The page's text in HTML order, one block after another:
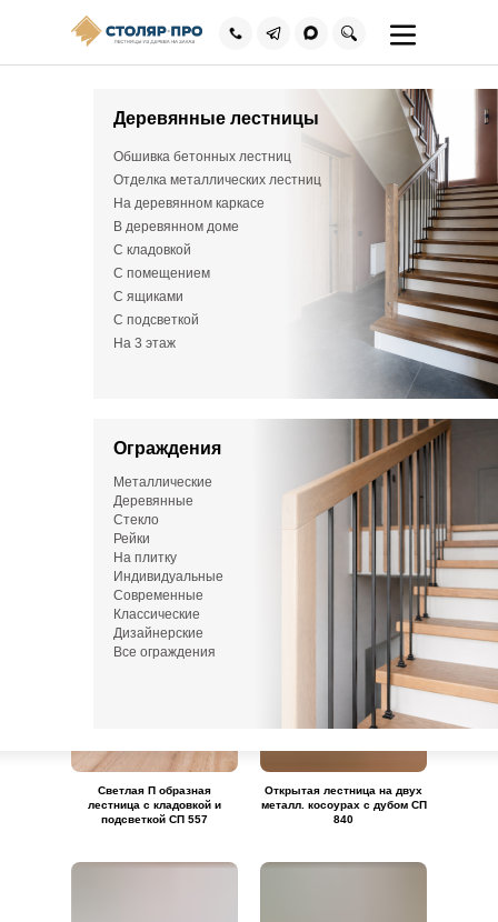
Заказать звонок
Портфолио
Этапы
Замер
Визуализация
Производство
Сроки и
Гарантия
Отзывы
Контакты
Металлические
Деревянные
Стекло
Рейки
На плитку
Индивидуальные
Современные
Классические
Дизайнерские
Все ограждения
Ограждения
Обшивка бетонных лестниц
Отделка металлических лестниц
На деревянном каркасе
В деревянном доме
С кладовкой
С помещением
С ящиками
С подсветкой
На 3 этаж
Деревянные лестницы
Каталог / Портфолио
Портфолио
Обшиваем бетонные и металлические каркасы
деревом. Металлокаркасы под полную обшивку и
лестницы на деревянном каркасе. Изготавливаем и
монтируем лестницы открытого типа - на монокосоуре,
двойном косоуре, на металлической тетиве и
консольные.
С помещением
ТОП-100
Светлая П образная
лестница с кладовкой и
подсветкой СП 557
Открытая лестница на двух
металл. косоурах с дубом СП
840